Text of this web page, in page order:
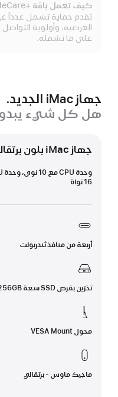
كيف تعمل باقة +AppleCare؟
تقدم حماية تشمل عدداً
على ما تشمله.
جهاز iMac الجديد.
هل كل شيء يبدو
جهاز iMac بلون برتقالي مع شريحة M4
16 نواة
أربعة من منافذ ثندربولت
تخزين بقرص SSD سعة 256GB
محول VESA Mount
ماجيك ماوس - برتقالي